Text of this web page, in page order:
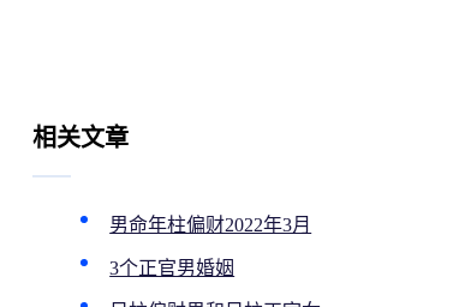
相关文章
男命年柱偏财2022年3月
3个正官男婚姻